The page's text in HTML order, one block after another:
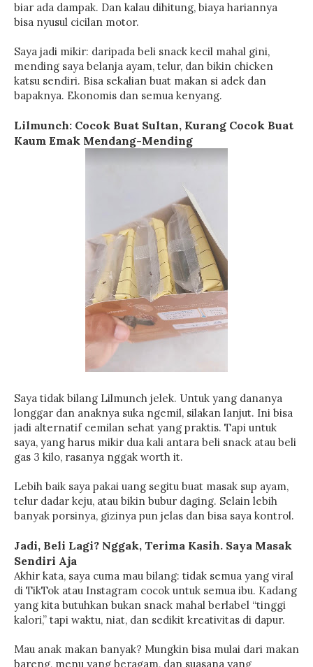
biar ada dampak. Dan kalau dihitung, biaya hariannya
bisa nyusul cicilan motor.
Saya jadi mikir: daripada beli snack kecil mahal gini,
mending saya belanja ayam, telur, dan bikin chicken
katsu sendiri. Bisa sekalian buat makan si adek dan
bapaknya. Ekonomis dan semua kenyang.
Lilmunch: Cocok Buat Sultan, Kurang Cocok Buat
Kaum Emak Mendang-Mending
Saya tidak bilang Lilmunch jelek. Untuk yang dananya
longgar dan anaknya suka ngemil, silakan lanjut. Ini bisa
jadi alternatif cemilan sehat yang praktis. Tapi untuk
saya, yang harus mikir dua kali antara beli snack atau beli
gas 3 kilo, rasanya nggak worth it.
Lebih baik saya pakai uang segitu buat masak sup ayam,
telur dadar keju, atau bikin bubur daging. Selain lebih
banyak porsinya, gizinya pun jelas dan bisa saya kontrol.
Jadi, Beli Lagi? Nggak, Terima Kasih. Saya Masak
Sendiri Aja
Akhir kata, saya cuma mau bilang: tidak semua yang viral
di TikTok atau Instagram cocok untuk semua ibu. Kadang
yang kita butuhkan bukan snack mahal berlabel “tinggi
kalori,” tapi waktu, niat, dan sedikit kreativitas di dapur.
Mau anak makan banyak? Mungkin bisa mulai dari makan
bareng, menu yang beragam, dan suasana yang